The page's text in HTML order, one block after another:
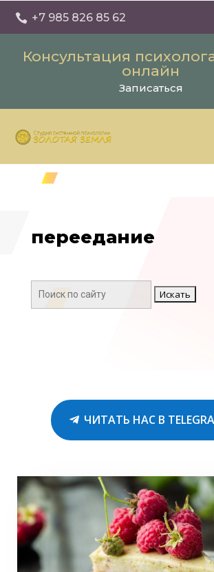
 +7 985 826 85 62
Консультация
онлайн
Записаться
переедание
Поиск:
ЧИТАТЬ НАС В